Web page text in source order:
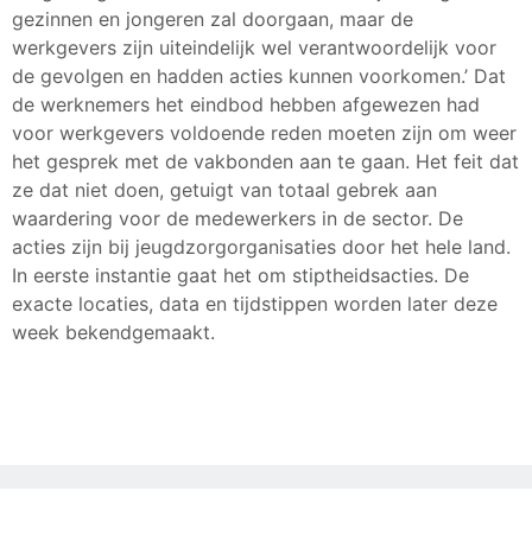
gezinnen en jongeren zal doorgaan, maar de
werkgevers zijn uiteindelijk wel verantwoordelijk voor
de gevolgen en hadden acties kunnen voorkomen.’ Dat
de werknemers het eindbod hebben afgewezen had
voor werkgevers voldoende reden moeten zijn om weer
het gesprek met de vakbonden aan te gaan. Het feit dat
ze dat niet doen, getuigt van totaal gebrek aan
waardering voor de medewerkers in de sector. De
acties zijn bij jeugdzorgorganisaties door het hele land.
In eerste instantie gaat het om stiptheidsacties. De
exacte locaties, data en tijdstippen worden later deze
week bekendgemaakt.